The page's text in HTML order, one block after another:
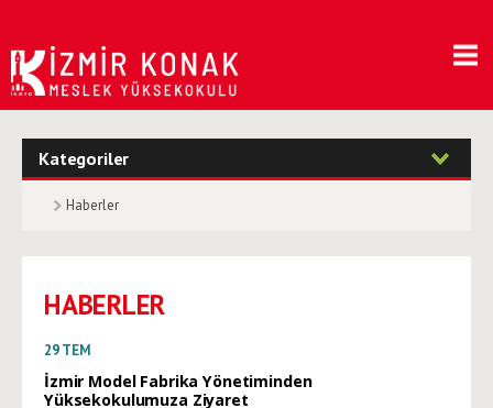
Kategoriler
Haberler
HABERLER
29 TEM
İzmir Model Fabrika Yönetiminden
Yüksekokulumuza Ziyaret